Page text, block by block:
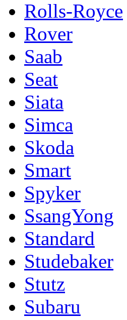
Rolls-Royce
Rover
Saab
Seat
Siata
Simca
Skoda
Smart
Spyker
SsangYong
Standard
Studebaker
Stutz
Subaru